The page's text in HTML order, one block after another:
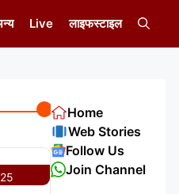
Live लाइफस्टाइल
Home
Web Stories
Follow Us
Join Channel